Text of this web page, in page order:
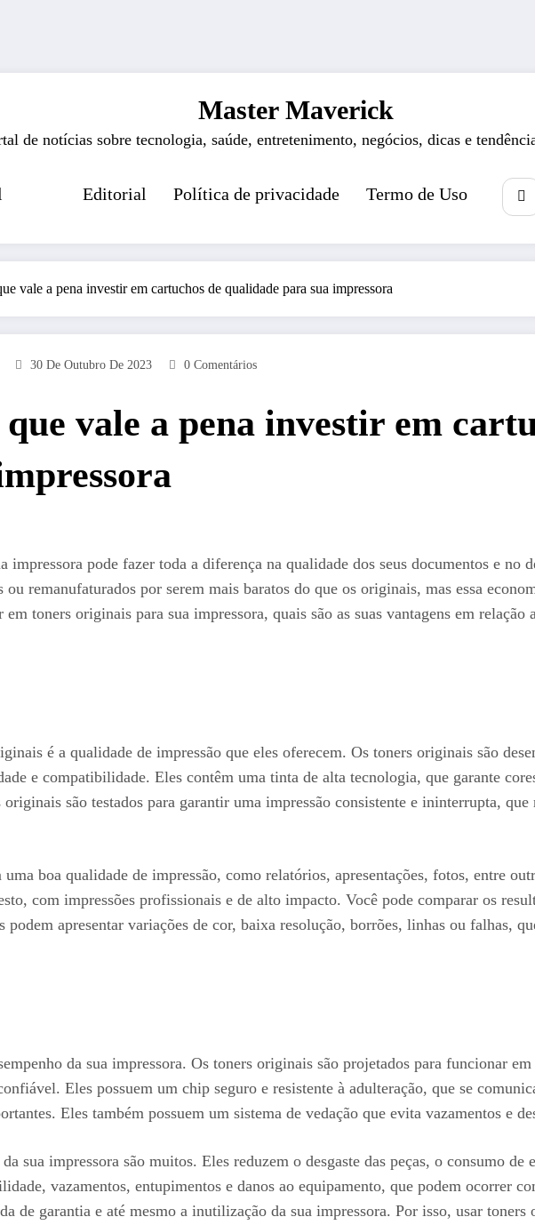
Master Maverick
de notícias sobre tecnologia, saúde, entretenimento, negócios, dicas e
Editorial Política de privacidade Termo de Uso
vale a pena investir em cartuchos de qualidade para sua impressora
30 De Outubro De 2023 0 Comentários
vale a pena investir em
impressora pode fazer toda a diferença na qualidade dos seus documentos e no
remanufaturados por serem mais baratos do que os originais, mas essa
toners originais para sua impressora, quais são as suas vantagens em relação
é a qualidade de impressão que eles oferecem. Os toners originais são
e compatibilidade. Eles contêm uma tinta de alta tecnologia, que garante
são testados para garantir uma impressão consistente e ininterrupta,
boa qualidade de impressão, como relatórios, apresentações, fotos, entre
com impressões profissionais e de alto impacto. Você pode comparar os
apresentar variações de cor, baixa resolução, borrões, linhas ou falhas,
da sua impressora. Os toners originais são projetados para funcionar
Eles possuem um chip seguro e resistente à adulteração, que se
Eles também possuem um sistema de vedação que evita vazamentos e
sua impressora são muitos. Eles reduzem o desgaste das peças, o consumo de
vazamentos, entupimentos e danos ao equipamento, que podem ocorrer
de garantia e até mesmo a inutilização da sua impressora. Por isso, usar